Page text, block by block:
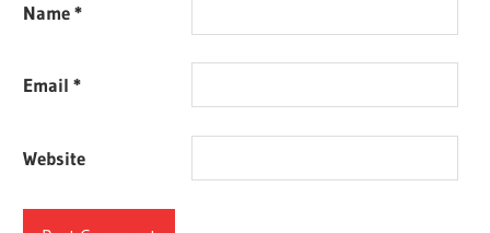
Name*
Email*
Website